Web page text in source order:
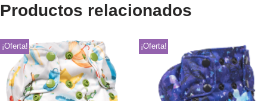
Productos relacionados
¡Oferta! ¡Oferta!